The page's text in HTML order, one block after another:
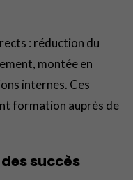
: réduction du
montée en
internes. Ces
formation auprès de
succès